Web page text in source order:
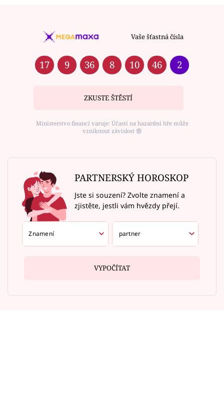
Vaše šťastná čísla
17 9 36 8 10 46 2
ZKUSTE ŠTĚSTÍ
Ministerstvo financí varuje: Účastí na hazardní hře může
vzniknout závislost ⑱
PARTNERSKÝ HOROSKOP
Jste si souzení? Zvolte znamení a
zjistěte, jestli vám hvězdy přejí.
VYPOČÍTAT